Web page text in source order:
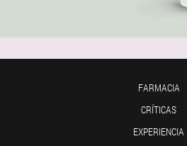
FARMACIA
CRÍTICAS
EXPERIENCIA